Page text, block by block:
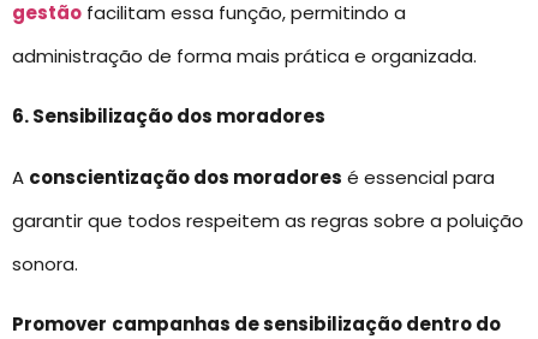
gestão facilitam essa função, permitindo a
administração de forma mais prática e organizada.
6. Sensibilização dos moradores
A conscientização dos moradores é essencial para
garantir que todos respeitem as regras sobre a poluição
sonora.
Promover campanhas de sensibilização dentro do